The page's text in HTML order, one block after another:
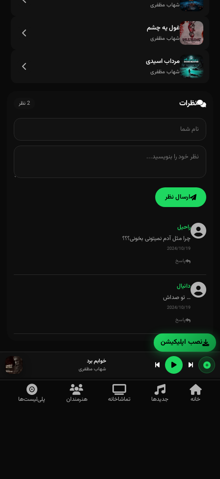
شهاب مظفری
غول یه چشم
شهاب مظفری
مرداب اسیدی
شهاب مظفری
نظرات 2 نظر
ارسال نظر
راحیل
چرا مثل آدم نمیتونی بخونی؟؟؟
2024/10/19
پاسخ
دانیال
… تو صداش
2024/10/19
پاسخ
خوابم برد
شهاب مظفری
خانه جدیدها تماشاخانه هنرمندان پلی‌لیست‌ها
نصب اپلیکیشن